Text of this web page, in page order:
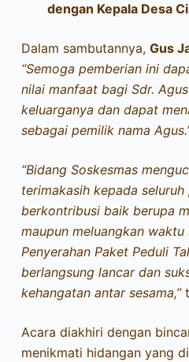
dengan Kepala Desa
Dalam sambutannya, Gus
“Semoga pemberian ini
nilai manfaat bagi Sdr.
keluarganya dan dapat
sebagai pemilik nama
“Bidang Soskesmas
terimakasih kepada
berkontribusi baik berupa
maupun meluangkan waktu
Penyerahan Paket Peduli
berlangsung lancar dan
kehangatan antar sesama,”
Acara diakhiri dengan
menikmati hidangan yang